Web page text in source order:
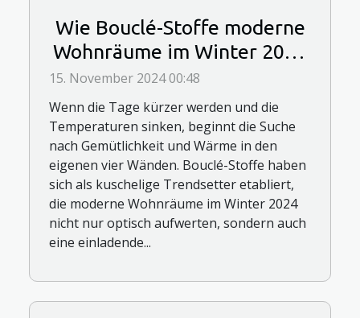
Wie Bouclé-Stoffe moderne
Wohnräume im Winter 2024
wärmen
15. November 2024 00:48
Wenn die Tage kürzer werden und die
Temperaturen sinken, beginnt die Suche
nach Gemütlichkeit und Wärme in den
eigenen vier Wänden. Bouclé-Stoffe haben
sich als kuschelige Trendsetter etabliert,
die moderne Wohnräume im Winter 2024
nicht nur optisch aufwerten, sondern auch
eine einladende...